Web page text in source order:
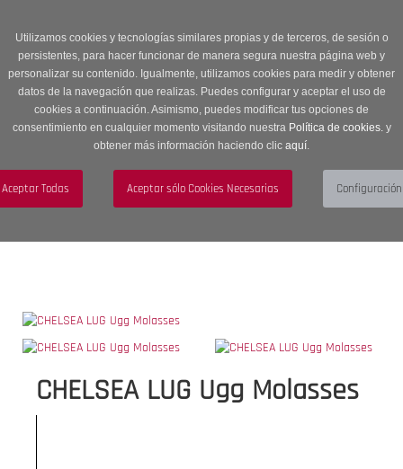
Utilizamos cookies y tecnologías similares propias y de terceros, de sesión o
persistentes, para hacer funcionar de manera segura nuestra página web y
personalizar su contenido. Igualmente, utilizamos cookies para medir y obtener
datos de la navegación que realizas. Puedes configurar y aceptar el uso de
cookies a continuación. Asimismo, puedes modificar tus opciones de
consentimiento en cualquier momento visitando nuestra Política de cookies.y
obtener más información haciendo clic aquí.
descuento en Sección OUTLET con código OUTLET20
navigation
Menú
CHELSEA LUG Ugg Molasses